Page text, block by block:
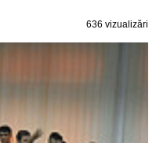
636 vizualizări